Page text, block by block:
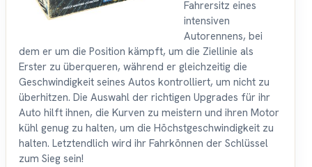
Fahrersitz eines
intensiven
Autorennens, bei
dem er um die Position kämpft, um die Ziellinie als
Erster zu überqueren, während er gleichzeitig die
Geschwindigkeit seines Autos kontrolliert, um nicht zu
überhitzen. Die Auswahl der richtigen Upgrades für ihr
Auto hilft ihnen, die Kurven zu meistern und ihren Motor
kühl genug zu halten, um die Höchstgeschwindigkeit zu
halten. Letztendlich wird ihr Fahrkönnen der Schlüssel
zum Sieg sein!